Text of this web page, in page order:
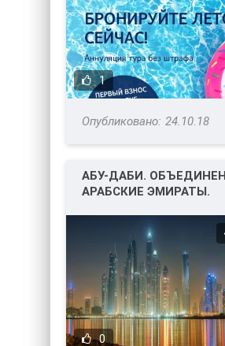
1
24.10.18
АБУ-ДАБИ.
АРАБСКИЕ ЭМИРАТЫ.
0